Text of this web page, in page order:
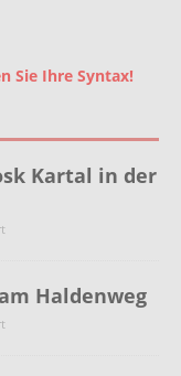
Sie Ihre Syntax!
Kartal in der
Haldenweg